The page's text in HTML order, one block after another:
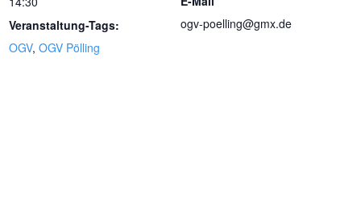
Veranstaltung-Tags:
OGV,OGV Pölling
ogv-poelling@gmx.de